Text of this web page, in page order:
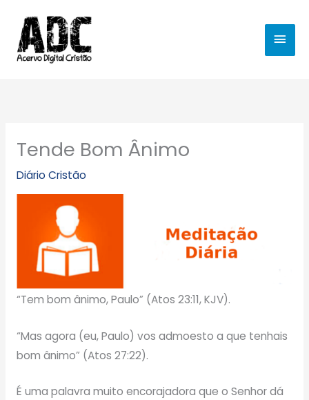
para
conteúdo
Tende Bom Ânimo
Diário Cristão
“Tem bom ânimo, Paulo” (Atos 23:11, KJV).
“Mas agora (eu, Paulo) vos admoesto a que tenhais
bom ânimo” (Atos 27:22).
É uma palavra muito encorajadora que o Senhor dá